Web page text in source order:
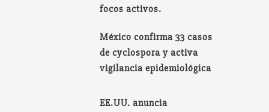
focos activos.
México confirma 33 casos
de cyclospora y activa
vigilancia epidemiológica
EE.UU. anuncia